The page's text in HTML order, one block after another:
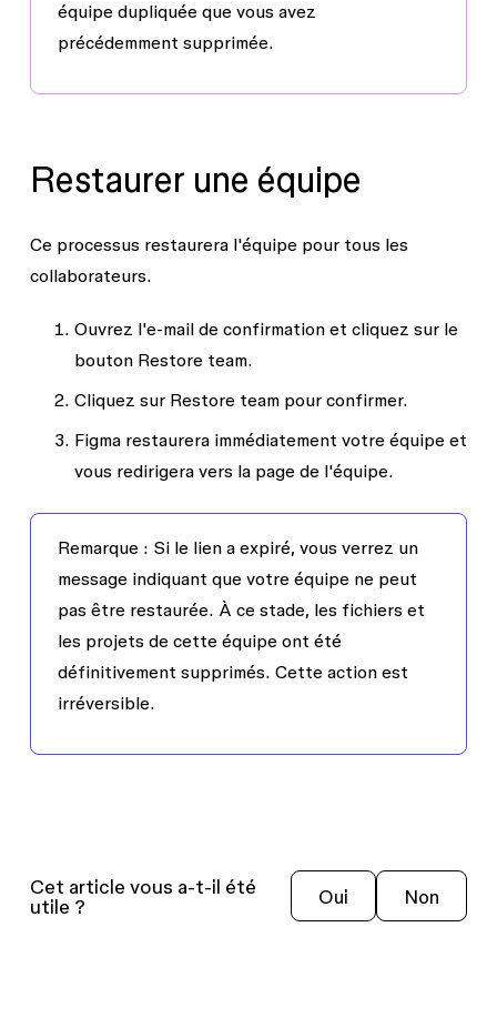
équipe dupliquée que vous avez
précédemment supprimée.
Restaurer une équipe
Ce processus restaurera l'équipe pour tous les
collaborateurs.
Ouvrez l'e-mail de confirmation et cliquez sur le
bouton Restore team.
Cliquez sur Restore teampour confirmer.
Figma restaurera immédiatement votre équipe et
vous redirigera vers la page de l'équipe.
Remarque : Si le lien a expiré, vous verrez un
message indiquant que votre équipe ne peut
pas être restaurée. À ce stade, les fichiers et
les projets de cette équipe ont été
définitivement supprimés. Cette action est
irréversible.
Cet article vous a-t-il été
utile ?
Oui Non